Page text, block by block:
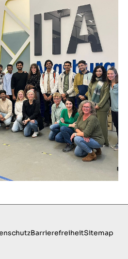
BarrierefreiheitSitemap